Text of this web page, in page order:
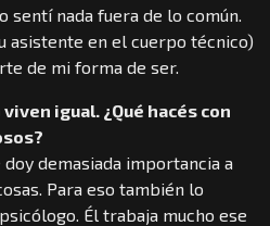
sentí nada fuera de lo común.
asistente en el cuerpo técnico)
de mi forma de ser.
igual. ¿Qué hacés con
demasiada importancia a
Para eso también lo
Él trabaja mucho ese